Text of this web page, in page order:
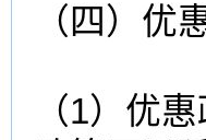
（四）优
（1）优